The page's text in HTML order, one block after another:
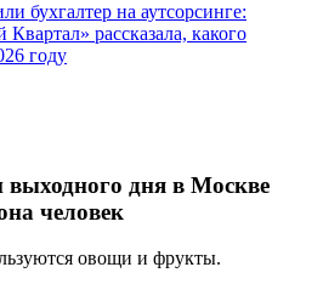
бухгалтер на аутсорсинге:
рассказала, какого
году
выходного дня в Москве
человек
овощи и фрукты.